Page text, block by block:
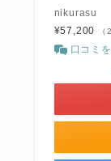
nikurasu
¥57,200
口コミ